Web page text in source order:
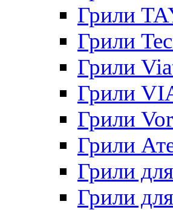
Грили
Грили
Грили
Грили
Грили
Грили
Грили
Грили